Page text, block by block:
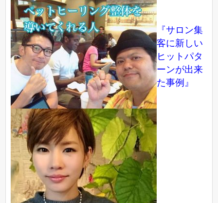
『サロン集
客に新しい
ヒットパタ
ーンが出来
た事例』